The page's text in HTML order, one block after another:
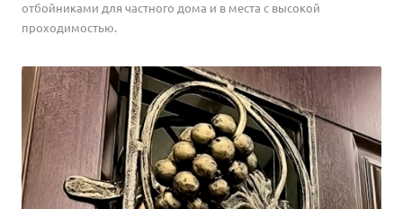
отбойниками для частного дома и в места с высокой
проходимостью.